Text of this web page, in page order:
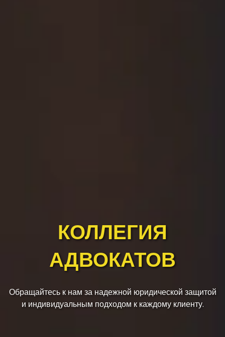
КОЛЛЕГИЯ
АДВОКАТОВ
Обращайтесь к нам за надежной юридической защитой
и индивидуальным подходом к каждому клиенту.